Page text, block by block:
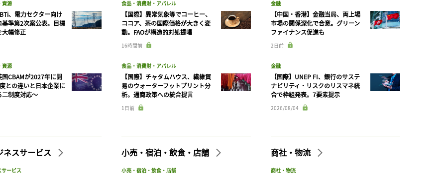
資源
、電力セクター向け
基準第2次案公表。目標
大幅修正
資源
CBAMが2027年に開
との違いと日本企業に
二制度対応〜
食品・消費財・アパレル
【国際】異常気象等でコーヒー、
ココア、茶の国際価格が大きく変
動。FAOが構造的対処提唱
16時間前
食品・消費財・アパレル
【国際】チャタムハウス、繊維貿
易のウォーターフットプリント分
析。通商政策への統合提言
1日前
金融
【中国・香港】金融当局、両上場
市場の関係深化で合意。グリーン
ファイナンス促進も
2日前
金融
【国際】UNEP FI、銀行のサステ
ナビリティ・リスクのリスマネ統
合で枠組発表。7要素提示
2026/08/04
ネスサービス
ービス
小売・宿泊・飲食・店舗
小売・宿泊・飲食・店舗
商社・物流
商社・物流
記事をお気に入りに保存するには
ログイン 会員登録